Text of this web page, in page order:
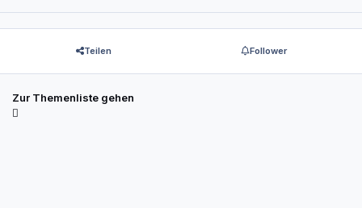
Teilen Follower
Zur Themenliste gehen